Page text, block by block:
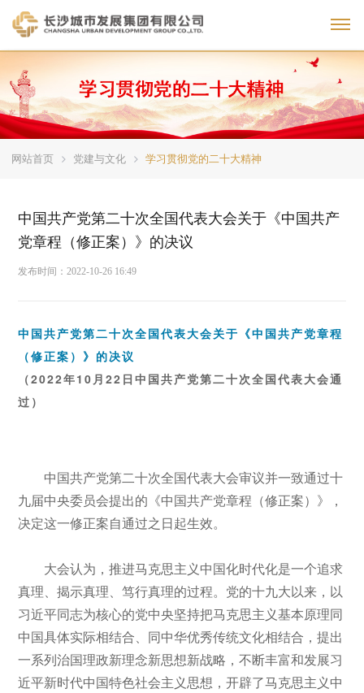
网站首页 党建与文化 学习贯彻党的二十大精神
中国共产党第二十次全国代表大会关于《中国共产
党章程（修正案）》的决议
发布时间： 2022-10-26 16:49
中国共产党第二十次全国代表大会关于《中国共产党章程
（修正案）》的决议
（2022年10月22日中国共产党第二十次全国代表大会通
过）
中国共产党第二十次全国代表大会审议并一致通过十
九届中央委员会提出的《中国共产党章程（修正案）》，
决定这一修正案自通过之日起生效。
大会认为，推进马克思主义中国化时代化是一个追求
真理、揭示真理、笃行真理的过程。党的十九大以来，以
习近平同志为核心的党中央坚持把马克思主义基本原理同
中国具体实际相结合、同中华优秀传统文化相结合，提出
一系列治国理政新理念新思想新战略，不断丰富和发展习
近平新时代中国特色社会主义思想，开辟了马克思主义中